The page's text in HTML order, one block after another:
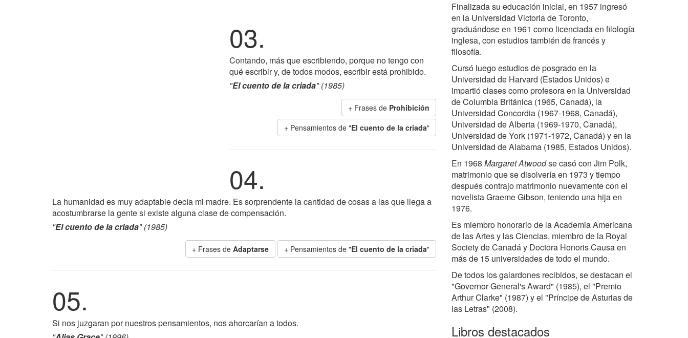
03.
Contando, más que escribiendo, porque no tengo con
qué escribir y, de todos modos, escribir está prohibido.
"El cuento de la criada" (1985)
+ Frases de Prohibición
+ Pensamientos de "El cuento de la criada"
04.
La humanidad es muy adaptable decía mi madre. Es sorprendente la cantidad de cosas a las que llega a
acostumbrarse la gente si existe alguna clase de compensación.
"El cuento de la criada" (1985)
+ Frases de Adaptarse + Pensamientos de "El cuento de la criada"
05.
Si nos juzgaran por nuestros pensamientos, nos ahorcarían a todos.
Finalizada su educación inicial, en 1957 ingresó
en la Universidad Victoria de Toronto,
graduándose en 1961 como licenciada en filología
inglesa, con estudios también de francés y
filosofía.
Cursó luego estudios de posgrado en la
Universidad de Harvard (Estados Unidos) e
impartió clases como profesora en la Universidad
de Columbia Británica (1965, Canadá), la
Universidad Concordia (1967-1968, Canadá),
Universidad de Alberta (1969-1970, Canadá),
Universidad de York (1971-1972, Canadá) y en la
Universidad de Alabama (1985, Estados Unidos).
En 1968 Margaret Atwoodse casó con Jim Polk,
matrimonio que se disolvería en 1973 y tiempo
después contrajo matrimonio nuevamente con el
novelista Graeme Gibson, teniendo una hija en
1976.
Es miembro honorario de la Academia Americana
de las Artes y las Ciencias, miembro de la Royal
Society de Canadá y Doctora Honoris Causa en
más de 15 universidades de todo el mundo.
De todos los galardones recibidos, se destacan el
"Governor General's Award" (1985), el "Premio
Arthur Clarke" (1987) y el "Príncipe de Asturias de
las Letras" (2008).
Libros destacados